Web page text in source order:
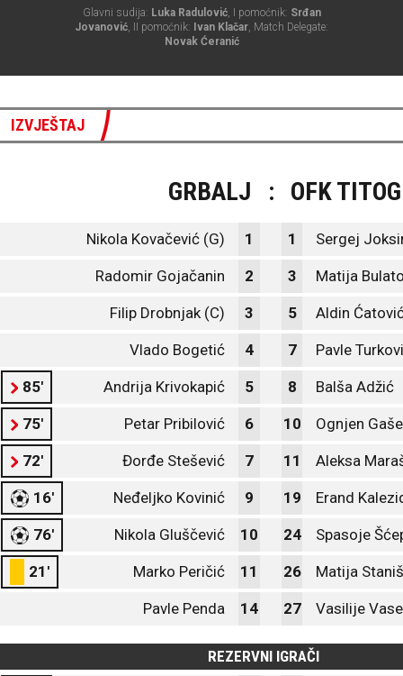
Glavni sudija: Luka Radulović, I pomoćnik: Srđan
Jovanović, II pomoćnik: Ivan Klačar, Match Delegate:
Novak Ćeranić
IZVJEŠTAJ
GRBALJ : OFK
Nikola Kovačević (G) 1 1 Sergej
Radomir Gojačanin 2 3 Matija
Filip Drobnjak (C) 3 5 Aldin
Vlado Bogetić 4 7 Pavle
85' Andrija Krivokapić 5 8 Balša Adžić
75' Petar Pribilović 6 10 Ognjen
72' Đorđe Stešević 7 11 Aleksa
16' Neđeljko Kovinić 9 19 Erand
76' Nikola Gluščević 10 24 Spasoje
21' Marko Peričić 11 26 Matija
Pavle Penda 14 27 Vasilije
REZERVNI IGRAČI